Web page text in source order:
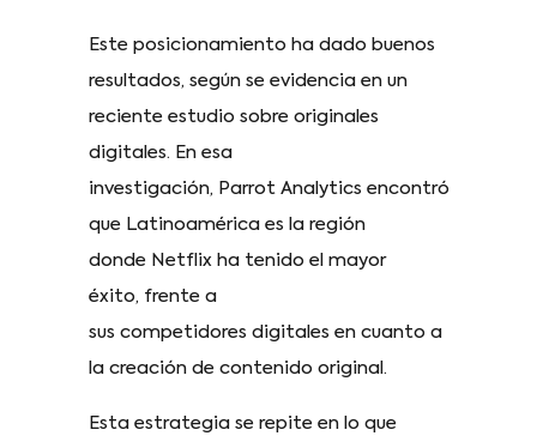
Este posicionamiento ha dado buenos
resultados, según se evidencia en un
reciente estudio sobre originales
digitales. En esa
investigación, Parrot Analytics encontró
que Latinoamérica es la región
donde Netflix ha tenido el mayor
éxito, frente a
sus competidores digitales en cuanto a
la creación de contenido original.
Esta estrategia se repite en lo que